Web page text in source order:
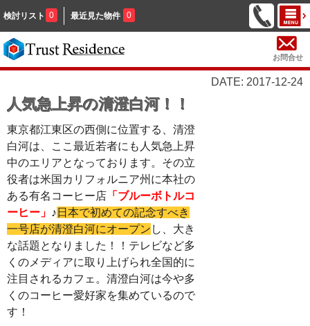
検討リスト 0 最近見た物件 0
お問合せ
DATE: 2017-12-24
人気急上昇の清澄白河！！
東京都江東区の西側に位置する、清澄
白河は、ここ最近若者にも人気急上昇
中のエリアとなっております。その立
役者は米国カリフォルニア州に本社の
ある有名コーヒー店 「ブルーボトルコ
ーヒー」 ♪ 日本で初めての記念すべき
一号店が清澄白河にオープン し、大き
な話題となりました！！テレビなど多
くのメディアに取り上げられ全国的に
注目されるカフェ。清澄白河は今や多
くのコーヒー愛好家を集めているので
す！